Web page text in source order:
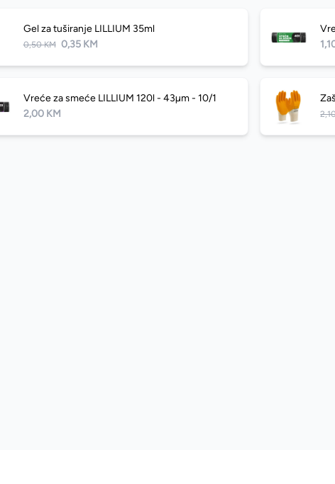
Gel za tuširanje LILLIUM 35ml
0,50 KM 0,35 KM
Vreće za smeće LILLIUM 120l - 43µm - 10/1
2,00 KM